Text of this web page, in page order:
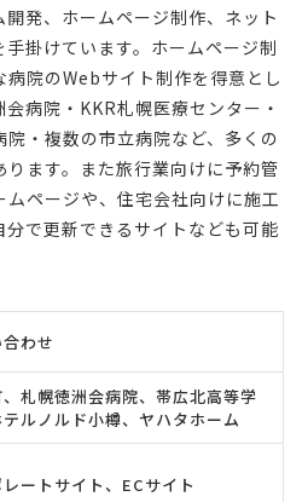
発、ホームページ制作、ネット
掛けています。ホームページ制
院のWebサイト制作を得意とし
病院・KKR札幌医療センター・
・複数の市立病院など、多くの
ます。また旅行業向けに予約管
ページや、住宅会社向けに施工
で更新できるサイトなども可能
わせ
札幌徳洲会病院、帯広北高等学
ルノルド小樽、ヤハタホーム
レートサイト、ECサイト